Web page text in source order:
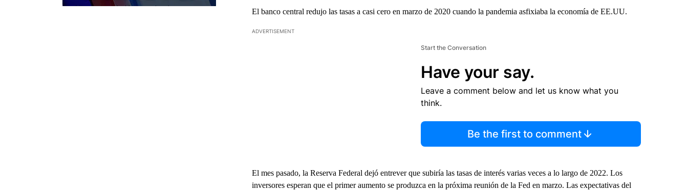
El banco central redujo las tasas a casi cero en marzo de 2020 cuando la pandemia asfixiaba la economía de EE.UU.
ADVERTISEMENT
Start the Conversation
Have your say.
Leave a comment below and let us know what you
think.
Be the first to comment
El mes pasado, la Reserva Federal dejó entrever que subiría las tasas de interés varias veces a lo largo de 2022. Los
inversores esperan que el primer aumento se produzca en la próxima reunión de la Fed en marzo. Las expectativas del